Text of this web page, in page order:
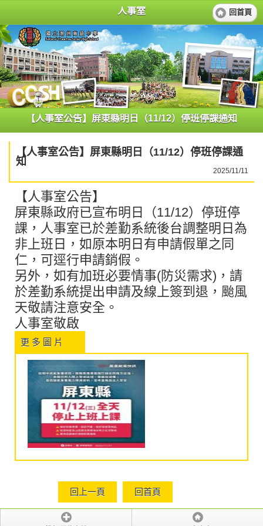
人事室 回首頁
​​​【人事室公告】屏東縣明日（11/12）停班停課通知
​​​【人事室公告】屏東縣明日（11/12）停班停課通
知
2025/11/11
【人事室公告】
​​​屏東縣政府已宣布明日（11/12）停班停
課，人事室已於差勤系統後台調整明日為
非上班日，如原本明日有申請假單之同
仁，可逕行申請銷假。
另外，如有加班必要情事(防災需求)，請
於差勤系統提出申請及線上簽到退，颱風
天敬請注意安全。
人事室敬啟
更 多 圖 片
回上一頁 回首頁